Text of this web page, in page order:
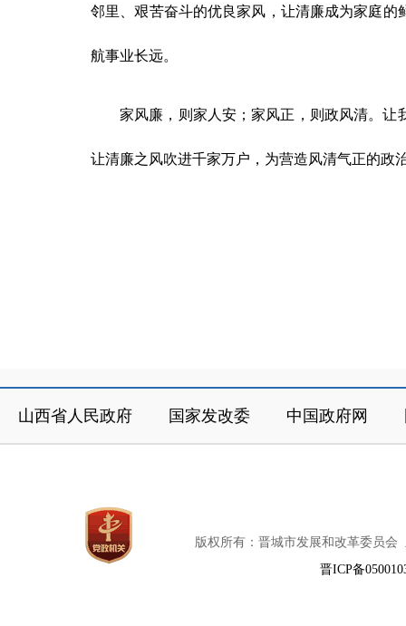
邻里、艰苦奋斗的优良家风，让清廉成为家庭
航事业长远。
家风廉，则家人安；家风正，则政风清。
让清廉之风吹进千家万户，为营造风清气正的政
山西省人民政府 国家发改委 中国政府网
版权所有：晋城市发展和改革委员会
晋ICP备